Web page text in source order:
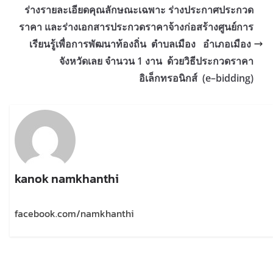
ร่างรายละเอียดคุณลักษณะเฉพาะ ร่างประกาศประกวด
ราคา และร่างเอกสารประกวดราคาจ้างก่อสร้างศูนย์การ
เรียนรู้เพื่อการพัฒนาท้องถิ่น ตำบลเมือง อำเภอเมือง
จังหวัดเลย จำนวน 1 งาน ด้วยวิธีประกวดราคา
อิเล็กทรอนิกส์ (e–bidding)
kanok namkhanthi
facebook.com/namkhanthi